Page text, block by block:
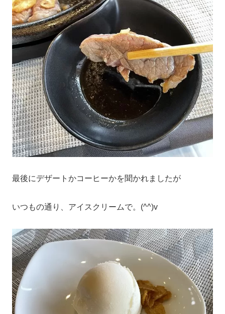
最後にデザートかコーヒーかを聞かれましたが
いつもの通り、アイスクリームで。(^^)v